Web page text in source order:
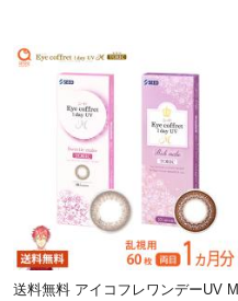
送料無料 アイコフレワンデーUV M